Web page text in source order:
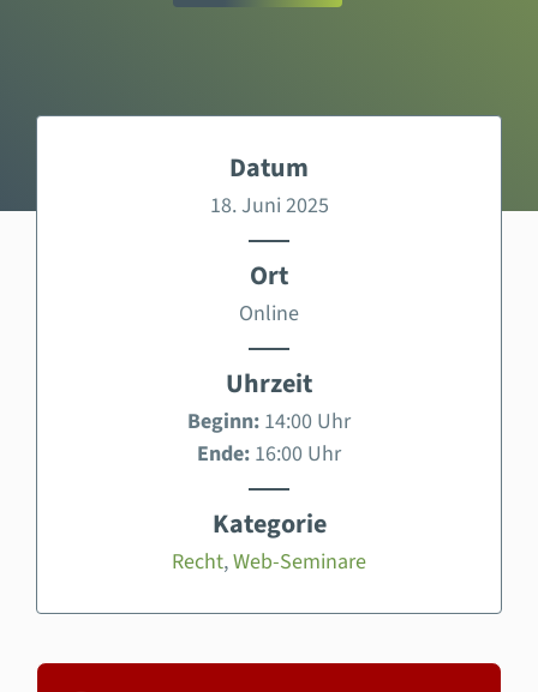
Datum
18. Juni 2025
Ort
Online
Uhrzeit
Beginn: 14:00 Uhr
Ende: 16:00 Uhr
Kategorie
Recht,Web-Seminare